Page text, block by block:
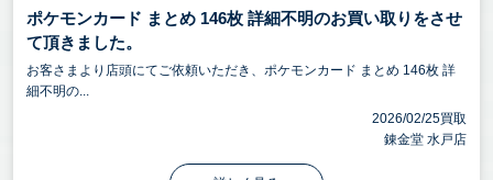
ポケモンカード まとめ 146枚 詳細不明のお買い取りをさせ
て頂きました。
お客さまより店頭にてご依頼いただき、ポケモンカード まとめ 146枚 詳
細不明の...
2026/02/25買取
錬金堂 水戸店